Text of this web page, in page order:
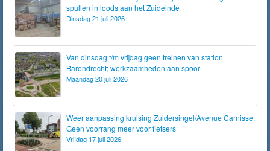
spullen in loods aan het Zuideinde
Dinsdag 21 juli 2026
Van dinsdag t/m vrijdag geen treinen van station
Barendrecht; werkzaamheden aan spoor
Maandag 20 juli 2026
Weer aanpassing kruising Zuidersingel/Avenue Carnisse:
Geen voorrang meer voor fietsers
Vrijdag 17 juli 2026